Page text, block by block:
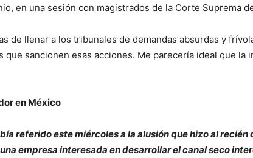
en una sesión con magistrados de la Corte Suprema
de llenar a los tribunales de demandas absurdas y
sancionen esas acciones. Me parecería ideal que la
en México
referido este miércoles a la alusión que hizo al
empresa interesada en desarrollar el canal seco